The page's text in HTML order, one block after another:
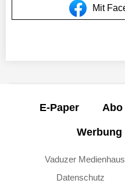
Mit
E-Paper Abo
Werbung
Vaduzer Medienhaus
Datenschutz